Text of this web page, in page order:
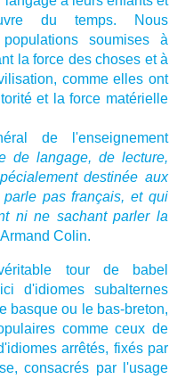
du temps. Nous
soumises à
la force des choses et à
comme elles ont
et la force matérielle
de l'enseignement
de langage, de lecture,
destinée aux
pas français, et qui
ni ne sachant parler la
Armand Colin.
tour de babel
d'idiomes subalternes
basque ou le bas-breton,
comme ceux de
arrêtés, fixés par
consacrés par l'usage